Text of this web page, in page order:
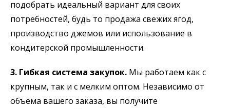
подобрать идеальный вариант для своих
потребностей, будь то продажа свежих ягод,
производство джемов или использование в
кондитерской промышленности.
3. Гибкая система закупок. Мы работаем как с
крупным, так и с мелким оптом. Независимо от
объема вашего заказа, вы получите